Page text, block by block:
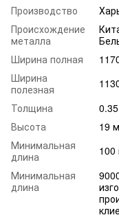
Производство
Происхождение
металла
Ширина полная
Ширина
полезная
Толщина
Высота
19
Минимальная
длина
Минимальная
длина